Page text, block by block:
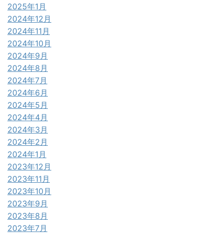
2025年1月
2024年12月
2024年11月
2024年10月
2024年9月
2024年8月
2024年7月
2024年6月
2024年5月
2024年4月
2024年3月
2024年2月
2024年1月
2023年12月
2023年11月
2023年10月
2023年9月
2023年8月
2023年7月